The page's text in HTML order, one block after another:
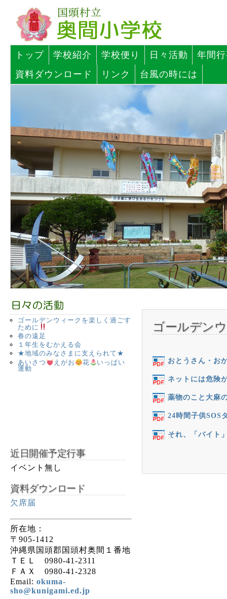
トップ 学校紹介 学校便り 日々活動
年間
資料ダウンロード
リンク 台風の時には
ゴールデン
おとうさん・お
ネットには危険
薬物のこと大麻
24時間子供SOS
それ、「バイト
ゴールデンウィークを楽しく過ごす
ために
春の遠足
１年生をむかえる会
★地域のみなさまに支えられて★
あいさつ
えがお 花
いっぱい
運動
近日開催予定行事
イベント無し
資料ダウンロード
欠席届
所在地：
〒905-1412
沖縄県国頭郡国頭村奥間１番地
ＴＥＬ 0980-41-2311
ＦＡＸ 0980-41-2328
Email: okuma-
sho@kunigami.ed.jp